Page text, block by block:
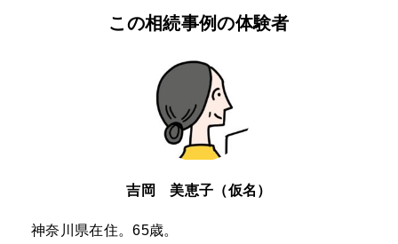
この相続事例の体験者
吉岡 美恵子（仮名）
神奈川県在住。65歳。